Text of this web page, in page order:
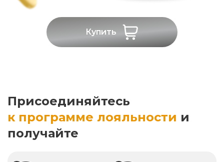
Купить
Присоединяйтесь
к программе лояльности и
получайте